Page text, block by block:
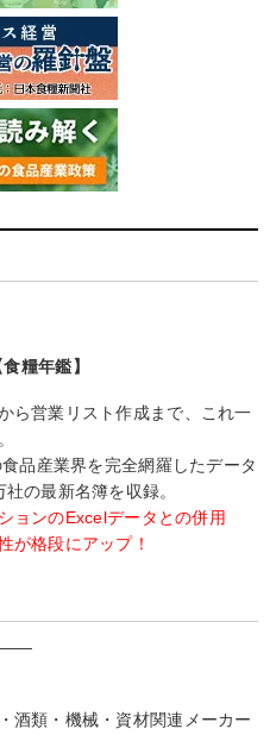
糧年鑑】
ら営業リスト作成まで、これ一
品産業界を完全網羅したデータ
社の最新名簿を収録。
ョンのExcelデータとの併用
が格段にアップ！
――
酒類・機械・資材関連メーカー